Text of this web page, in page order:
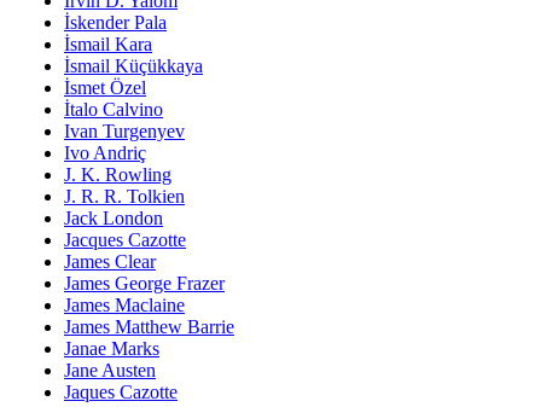
İskender Pala
İsmail Kara
İsmail Küçükkaya
İsmet Özel
İtalo Calvino
Ivan Turgenyev
Ivo Andriç
J. K. Rowling
J. R. R. Tolkien
Jack London
Jacques Cazotte
James Clear
James George Frazer
James Maclaine
James Matthew Barrie
Janae Marks
Jane Austen
Jaques Cazotte